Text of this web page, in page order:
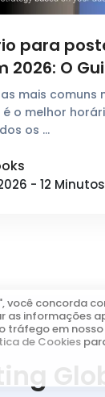
para
2026: O
mais comuns
é o melhor
os …
- 12
você concorda
as informações
tráfego em nosso
de Cookies